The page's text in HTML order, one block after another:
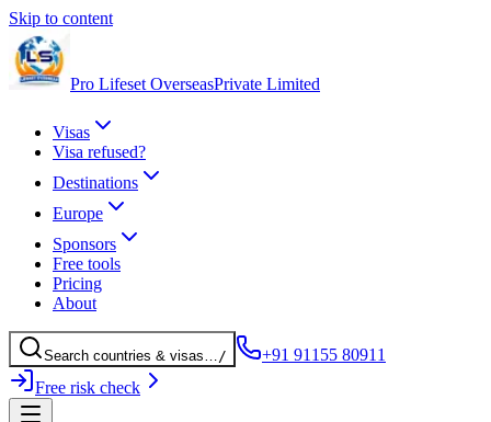
Skip to content
Pro Lifeset OverseasPrivate Limited
Visas
Visa refused?
Destinations
Europe
Sponsors
Free tools
Pricing
About
Search countries & visas…/
+91 91155 80911
Free risk check